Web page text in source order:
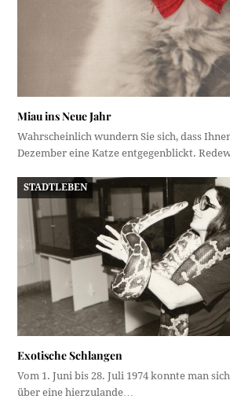
Miau ins Neue Jahr
Wahrscheinlich wundern Sie sich, dass
Dezember eine Katze entgegenblickt.
STADTLEBEN
Exotische Schlangen
Vom 1. Juni bis 28. Juli 1974 konnte man
über eine hierzulande…